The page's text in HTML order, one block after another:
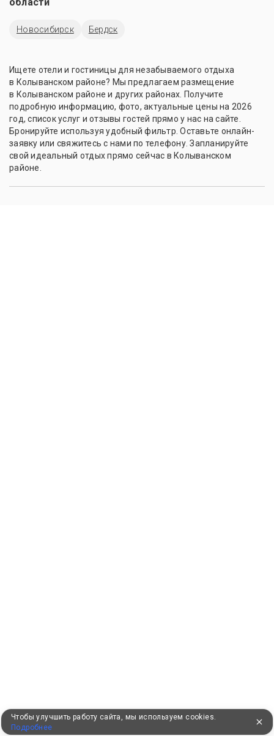
Новосибирск Бердск
Ищете отели и гостиницы для незабываемого отдыха
в Колыванском районе? Мы предлагаем размещение
в Колыванском районе и других районах. Получите
подробную информацию, фото, актуальные цены на 2026
год, список услуг и отзывы гостей прямо у нас на сайте.
Бронируйте используя удобный фильтр. Оставьте онлайн-
заявку или свяжитесь с нами по телефону. Запланируйте
свой идеальный отдых прямо сейчас в Колыванском
районе.
Чтобы улучшить работу сайта, мы используем cookies.
Подробнее